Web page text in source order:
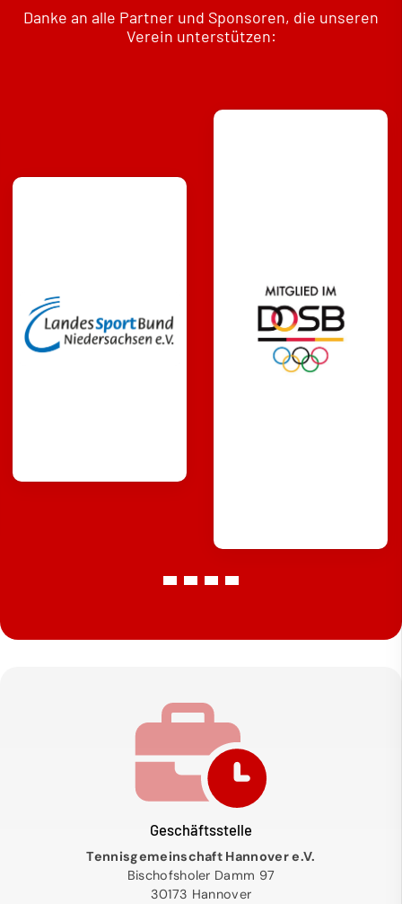
Danke an alle Partner und Sponsoren, die unseren
Verein unterstützen:
Geschäftsstelle
Tennisgemeinschaft Hannover e.V.
Bischofsholer Damm 97
30173 Hannover